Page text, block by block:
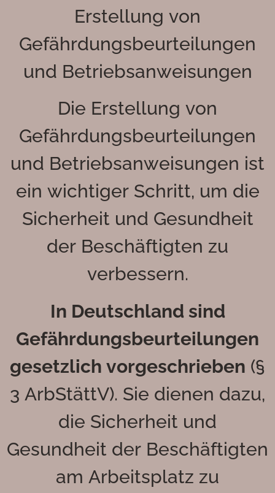
Erstellung von
Gefährdungsbeurteilungen
und Betriebsanweisungen
Die Erstellung von
Gefährdungsbeurteilungen
und Betriebsanweisungen ist
ein wichtiger Schritt, um die
Sicherheit und Gesundheit
der Beschäftigten zu
verbessern.
In Deutschland sind
Gefährdungsbeurteilungen
gesetzlich vorgeschrieben (§
3 ArbStättV). Sie dienen dazu,
die Sicherheit und
Gesundheit der Beschäftigten
am Arbeitsplatz zu